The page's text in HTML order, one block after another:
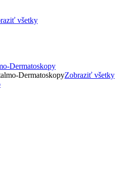
všetky
Dermatoskopy
DermatoskopyZobraziť všetky